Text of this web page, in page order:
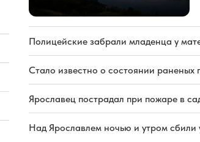
Полицейские забрали младенца у
Стало известно о состоянии
Ярославец пострадал при пожаре в
Над Ярославлем ночью и утром